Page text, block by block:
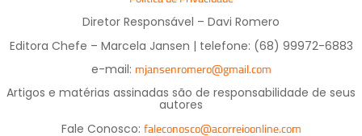
Diretor Responsável – Davi Romero
Editora Chefe – Marcela Jansen | telefone: (68) 99972-6883
e-mail: mjansenromero@gmail.com
Artigos e matérias assinadas são de responsabilidade de seus
autores
Fale Conosco: faleconosco@acorreioonline.com